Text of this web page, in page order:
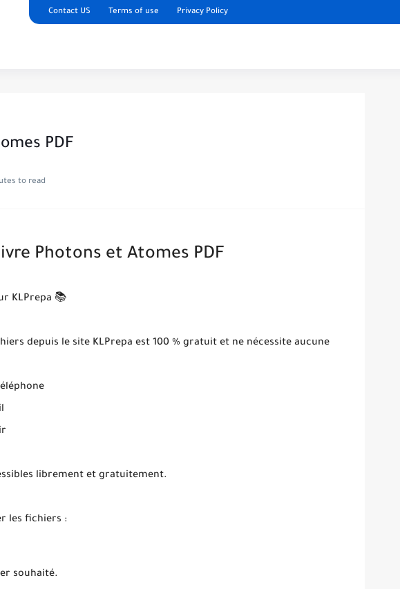
Contact US Terms of use Privacy Policy
PDF
to read
Photons et Atomes PDF
KLPrepa 📚
depuis le site KLPrepa est 100 % gratuit et ne nécessite aucune
librement et gratuitement.
les fichiers :
souhaité.